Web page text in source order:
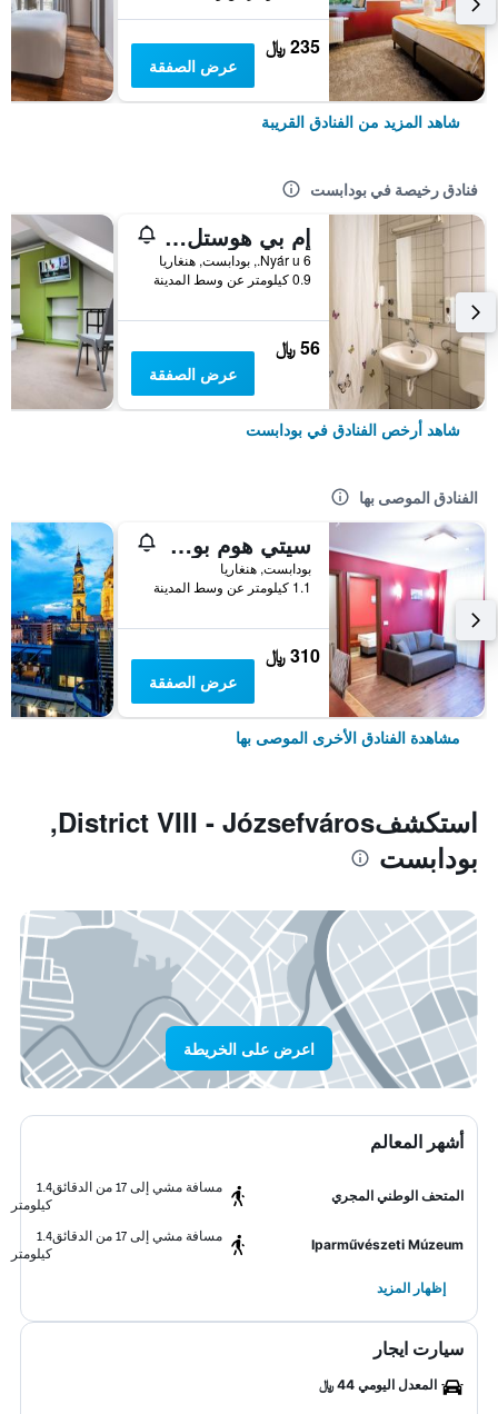
235 ﷼
عرض الصفقة
شاهد المزيد من الفنادق القريبة
فنادق رخيصة في بودابست
إم بي هوستل بودابيست
6 Nyár u., بودابست, هنغاريا
0.9 كيلومتر عن وسط المدينة
56 ﷼
عرض الصفقة
شاهد أرخص الفنادق في بودابست
الفنادق الموصى بها
سيتي هوم بودابيست
بودابست, هنغاريا
1.1 كيلومتر عن وسط المدينة
310 ﷼
عرض الصفقة
مشاهدة الفنادق الأخرى الموصى بها
استكشفDistrict VIII - Józsefváros,
بودابست
اعرض على الخريطة
أشهر المعالم
المتحف الوطني المجري
مسافة مشي إلى 17 من الدقائق
1.4
كيلومتر
Iparművészeti Múzeum
مسافة مشي إلى 17 من الدقائق
1.4
كيلومتر
إظهار المزيد
سيارت ايجار
المعدل اليومي 44 ﷼